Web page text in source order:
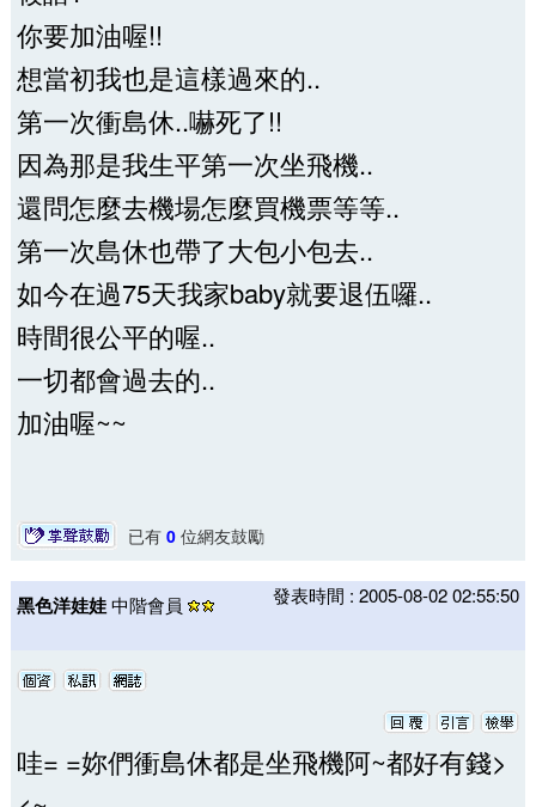
你要加油喔!!
想當初我也是這樣過來的..
第一次衝島休..嚇死了!!
因為那是我生平第一次坐飛機..
還問怎麼去機場怎麼買機票等等..
第一次島休也帶了大包小包去..
如今在過75天我家baby就要退伍囉..
時間很公平的喔..
一切都會過去的..
加油喔~~
已有 0位網友鼓勵
黑色洋娃娃中階會員 發表時間 : 2005-08-02 02:55:50
哇= =妳們衝島休都是坐飛機阿~都好有錢>